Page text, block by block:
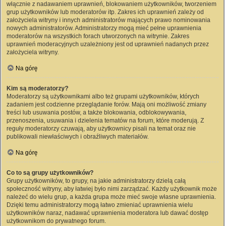
włącznie z nadawaniem uprawnień, blokowaniem użytkowników, tworzeniem
grup użytkowników lub moderatorów itp. Zakres ich uprawnień zależy od
założyciela witryny i innych administratorów mających prawo nominowania
nowych administratorów. Administratorzy mogą mieć pełne uprawnienia
moderatorów na wszystkich forach utworzonych na witrynie. Zakres
uprawnień moderacyjnych uzależniony jest od uprawnień nadanych przez
założyciela witryny.
Na górę
Kim są moderatorzy?
Moderatorzy są użytkownikami albo też grupami użytkowników, których
zadaniem jest codzienne przeglądanie forów. Mają oni możliwość zmiany
treści lub usuwania postów, a także blokowania, odblokowywania,
przenoszenia, usuwania i dzielenia tematów na forum, które moderują. Z
reguły moderatorzy czuwają, aby użytkownicy pisali na temat oraz nie
publikowali niewłaściwych i obraźliwych materiałów.
Na górę
Co to są grupy użytkowników?
Grupy użytkowników, to grupy, na jakie administratorzy dzielą całą
społeczność witryny, aby łatwiej było nimi zarządzać. Każdy użytkownik może
należeć do wielu grup, a każda grupa może mieć swoje własne uprawnienia.
Dzięki temu administratorzy mogą łatwo zmieniać uprawnienia wielu
użytkowników naraz, nadawać uprawnienia moderatora lub dawać dostęp
użytkownikom do prywatnego forum.